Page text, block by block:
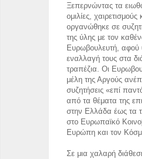
Ξεπερνώντας τα
ομιλίες,
οργανώθηκε σε
της ύλης με τον
Ευρωβουλευτή, αφού
εναλλαγή τους στα
τραπέζια. Οι
μέλη της Αργούς
συζητήσεις «επί
από τα θέματα της
στην Ελλάδα έως τα
στο Ευρωπαϊκό
Ευρώπη και τον
Σε μια χαλαρή